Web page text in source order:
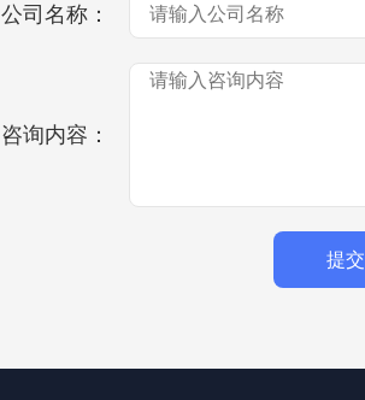
公司名称：
咨询内容：
提交